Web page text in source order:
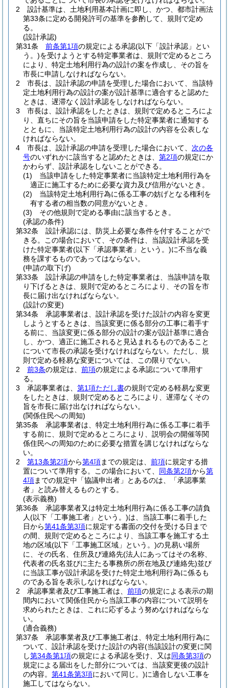
2
設計基準は、土地利用基本計画に即し、かつ、都市計画法
第33条に定める開発許可の基準を参酌して、規則で定め
る。
(設計承認)
第31条
前条第1項の規定による承認(以下「設計承認」とい
う。)を受けようとする特定事業者は、規則で定めるところ
により、特定土地利用行為の設計の案を作成し、その旨を
市長に申請しなければならない。
2
市長は、設計承認の申請を受理した場合において、当該特
定土地利用行為の設計の案が設計基準に適合すると認めた
ときは、遅滞なく設計承認をしなければならない。
3
市長は、設計承認をしたときは、規則で定めるところによ
り、直ちにその旨を当該申請をした特定事業者に通知する
とともに、当該特定土地利用行為の設計の内容を公表しな
ければならない。
4
市長は、設計承認の申請を受理した場合において、 次の各
号のいずれかに該当すると認めたときは、 第2項の規定にか
かわらず、設計承認をしないことができる。
(1)
当該申請をした特定事業者に当該特定土地利用行為を
適正に施工するために必要な資力及び信用がないとき。
(2)
当該特定土地利用行為に係る工事の妨げとなる権利を
有する者の相当数の同意がないとき。
(3)
その他規則で定める事由に該当するとき。
(承認の条件)
第32条
設計承認には、防災上必要な条件を付することがで
きる。
この場合において、その条件は、当該設計承認を受
けた特定事業者(以下「承認事業者」という。)に不当な義
務を課するものであってはならない。
(申請の取下げ)
第33条
設計承認の申請をした特定事業者は、当該申請を取
り下げるときは、規則で定めるところにより、その旨を市
長に届け出なければならない。
(設計の変更)
第34条
承認事業者は、設計承認を受けた設計の内容を変更
しようとするときは、当該変更に係る部分の工事に着手す
る前に、当該変更に係る部分の設計の案が設計基準に適合
し、かつ、適正に施工されると見込まれるものであること
について市長の承認を受けなければならない。 ただし、規
則で定める軽易な変更については、この限りでない。
2
前3条の規定は、 前項の規定による承認について準用す
る。
3
承認事業者は、 第1項ただし書の規則で定める軽易な変更
をしたときは、規則で定めるところにより、遅滞なくその
旨を市長に届け出なければならない。
(関係住民への周知)
第35条
承認事業者は、特定土地利用行為に係る工事に着手
する前に、規則で定めるところにより、説明会の開催等関
係住民への周知のために必要な措置を講じなければならな
い。
2
第13条第2項から第4項までの規定は、 前項に規定する措
置について準用する。
この場合において、 同条第2項から第
4項までの規定中「協議申出者」とあるのは、「承認事業
者」と読み替えるものとする。
(表示義務)
第36条
承認事業者又は特定土地利用行為に係る工事の請負
人(以下「工事施工者」という。)は、当該工事に着手した
日から第41条第3項に規定する書面の交付を受ける日まで
の間、規則で定めるところにより、当該工事を施工する土
地の区域(以下「工事施工区域」という。)の見易い場所
に、その氏名、住所及び連絡先(法人にあってはその名称、
代表者の氏名並びに主たる事務所の所在地及び連絡先)並び
に当該工事が設計承認を受けた特定土地利用行為に係るも
のである旨を表示しなければならない。
2
承認事業者及び工事施工者は、 前項の規定による表示の期
間内において関係住民から当該工事の内容について説明を
求められたときは、これに応ずるよう努めなければならな
い。
(適合義務)
第37条
承認事業者及び工事施工者は、特定土地利用行為に
ついて、設計承認を受けた設計の内容(当該設計の変更に関
し第34条第1項の規定による承認を受け、又は同条第3項の
規定による届出をした部分については、当該変更後の設計
の内容。 第41条第3項において同じ。)に適合しない工事を
施工してはならない。